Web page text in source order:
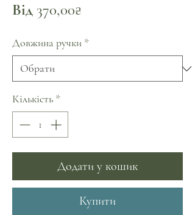
Від 370,00₴
Довжина ручки *
Кількість *
Додати у кошик
Купити